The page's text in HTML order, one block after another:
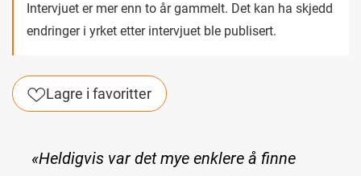
Intervjuet er mer enn to år gammelt. Det kan ha skjedd
endringer i yrket etter intervjuet ble publisert.
Lagre i favoritter
«Heldigvis var det mye enklere å finne